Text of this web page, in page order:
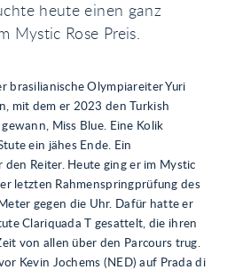
heute einen ganz
Mystic Rose Preis.
brasilianische Olympiareiter Yuri
mit dem er 2023 den Turkish
Miss Blue. Eine Kolik
ein jähes Ende. Ein
Reiter. Heute ging er im Mystic
letzten Rahmenspringprüfung des
gegen die Uhr. Dafür hatte er
Clariquada T gesattelt, die ihren
von allen über den Parcours trug.
Kevin Jochems (NED) auf Prada di